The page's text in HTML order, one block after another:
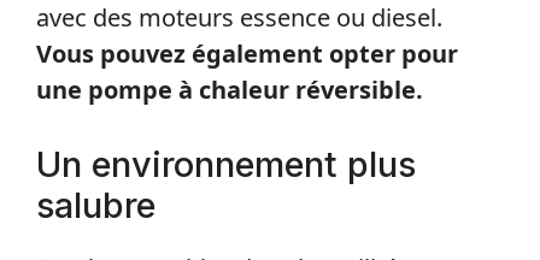
avec des moteurs essence ou diesel.
Vous pouvez également opter pour
une pompe à chaleur réversible.
Un environnement plus
salubre